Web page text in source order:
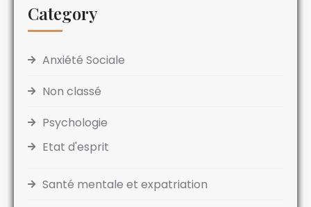
Category
Anxiété Sociale
Non classé
Psychologie
Etat d'esprit
Santé mentale et expatriation